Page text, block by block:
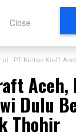
PT Kertas Kraft Aceh, BUMN
Aceh,
Dulu
Thohir
Close